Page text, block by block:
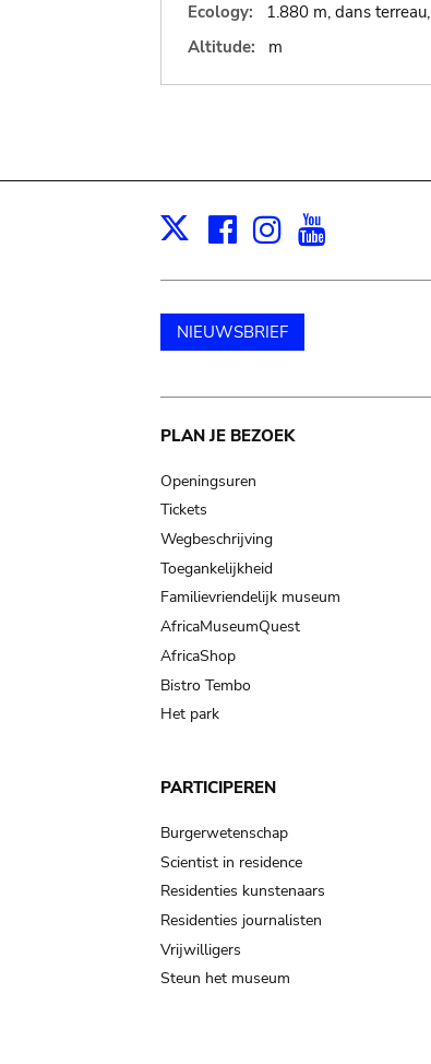
Ecology:
1.880 m, dans terreau,
Altitude:
m
X Facebook
Instagram
NIEUWSBRIEF
Main
navigation
PLAN JE BEZOEK
Openingsuren
Tickets
Wegbeschrijving
Toegankelijkheid
Familievriendelijk museum
AfricaMuseumQuest
AfricaShop
Bistro Tembo
Het park
PARTICIPEREN
Burgerwetenschap
Scientist in residence
Residenties kunstenaars
Residenties journalisten
Vrijwilligers
Steun het museum